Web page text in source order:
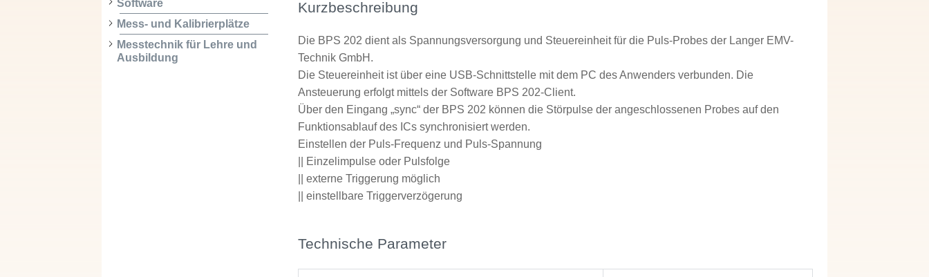
Software
Mess- und Kalibrierplätze
Messtechnik für Lehre und
Ausbildung
Kurzbeschreibung
Die BPS 202 dient als Spannungsversorgung und Steuereinheit für die Puls-Probes der Langer EMV-
Technik GmbH.
Die Steuereinheit ist über eine USB-Schnittstelle mit dem PC des Anwenders verbunden. Die
Ansteuerung erfolgt mittels der Software BPS 202-Client.
Über den Eingang „sync“ der BPS 202 können die Störpulse der angeschlossenen Probes auf den
Funktionsablauf des ICs synchronisiert werden.
Einstellen der Puls-Frequenz und Puls-Spannung
|| Einzelimpulse oder Pulsfolge
|| externe Triggerung möglich
|| einstellbare Triggerverzögerung
Technische Parameter